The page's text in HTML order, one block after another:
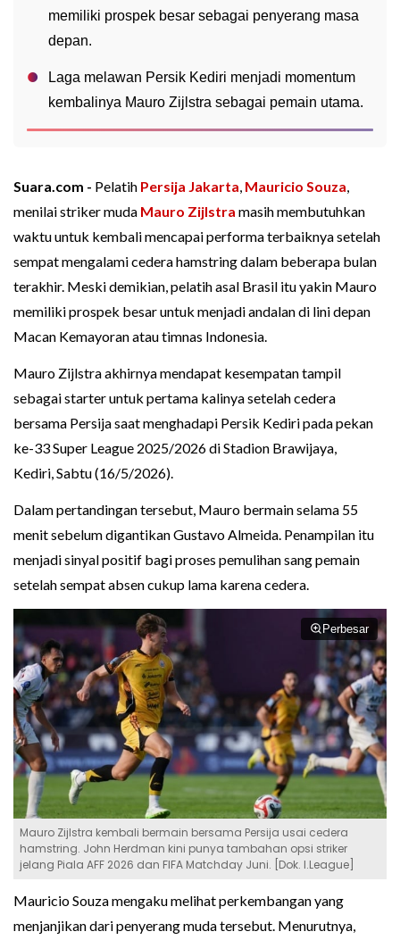
memiliki prospek besar sebagai penyerang masa
depan.
Laga melawan Persik Kediri menjadi momentum
kembalinya Mauro Zijlstra sebagai pemain utama.
Suara.com - Pelatih Persija Jakarta, Mauricio Souza,
menilai striker muda Mauro Zijlstra masih membutuhkan
waktu untuk kembali mencapai performa terbaiknya setelah
sempat mengalami cedera hamstring dalam beberapa bulan
terakhir. Meski demikian, pelatih asal Brasil itu yakin Mauro
memiliki prospek besar untuk menjadi andalan di lini depan
Macan Kemayoran atau timnas Indonesia.
Mauro Zijlstra akhirnya mendapat kesempatan tampil
sebagai starter untuk pertama kalinya setelah cedera
bersama Persija saat menghadapi Persik Kediri pada pekan
ke-33 Super League 2025/2026 di Stadion Brawijaya,
Kediri, Sabtu (16/5/2026).
Dalam pertandingan tersebut, Mauro bermain selama 55
menit sebelum digantikan Gustavo Almeida. Penampilan itu
menjadi sinyal positif bagi proses pemulihan sang pemain
setelah sempat absen cukup lama karena cedera.
Perbesar
Mauro Zijlstra kembali bermain bersama Persija usai cedera
hamstring. John Herdman kini punya tambahan opsi striker
jelang Piala AFF 2026 dan FIFA Matchday Juni. [Dok. I.League]
Mauricio Souza mengaku melihat perkembangan yang
menjanjikan dari penyerang muda tersebut. Menurutnya,